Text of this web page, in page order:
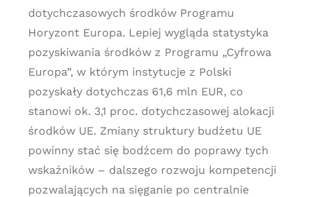
dotychczasowych środków Programu
Horyzont Europa. Lepiej wygląda statystyka
pozyskiwania środków z Programu „Cyfrowa
Europa”, w którym instytucje z Polski
pozyskały dotychczas 61,6 mln EUR, co
stanowi ok. 3,1 proc. dotychczasowej alokacji
środków UE. Zmiany struktury budżetu UE
powinny stać się bodźcem do poprawy tych
wskaźników – dalszego rozwoju kompetencji
pozwalających na sięganie po centralnie